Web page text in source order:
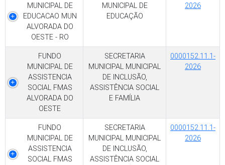
MUNICIPAL DE
EDUCACAO MUN
ALVORADA DO
OESTE - RO
MUNICIPAL DE
EDUCAÇÃO
2026
FUNDO
MUNICIPAL DE
ASSISTENCIA
SOCIAL FMAS
ALVORADA DO
OESTE
SECRETARIA
MUNICIPAL MUNICIPAL
DE INCLUSÃO,
ASSISTÊNCIA SOCIAL
E FAMÍLIA
0000152.11.1-
2026
FUNDO
MUNICIPAL DE
ASSISTENCIA
SOCIAL FMAS
SECRETARIA
MUNICIPAL MUNICIPAL
DE INCLUSÃO,
ASSISTÊNCIA SOCIAL
0000152.11.1-
2026